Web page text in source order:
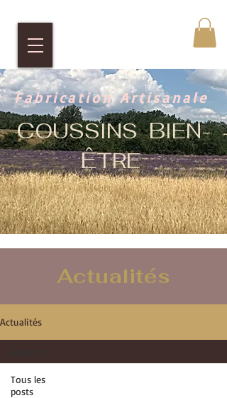
Fabrication Artisanale
COUSSINSBIEN-
ÊTRE
Actualités
Actualités
Tous les
posts